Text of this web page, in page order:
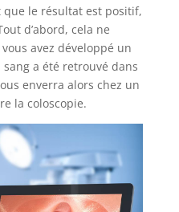
que le résultat est positif,
d’abord, cela ne
avez développé un
a été retrouvé dans
enverra alors chez un
la coloscopie.